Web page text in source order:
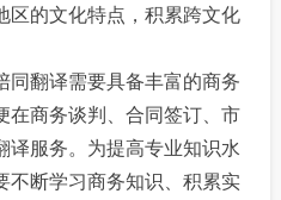
区的文化特点，积累跨文化
翻译需要具备丰富的商务
在商务谈判、合同签订、市
译服务。为提高专业知识水
不断学习商务知识、积累实